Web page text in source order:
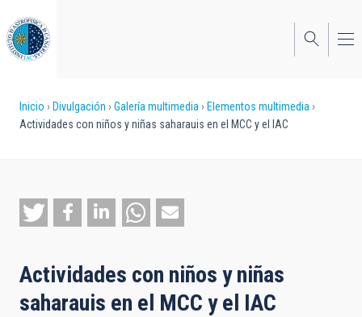
al
contenido
principal
Sobrescribir
ayuda
a
navegación
Inicio Divulgación Galería multimedia
Elementos multimedia
Actividades con niños y niñas saharauis en el MCC y el IAC
Actividades con niños y niñas
saharauis en el MCC y el IAC